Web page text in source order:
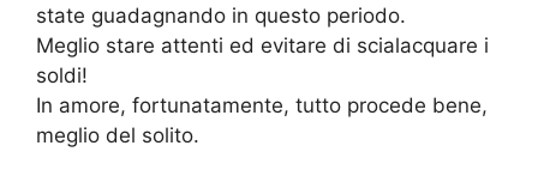
state guadagnando in questo periodo.
Meglio stare attenti ed evitare di scialacquare i
soldi!
In amore, fortunatamente, tutto procede bene,
meglio del solito.